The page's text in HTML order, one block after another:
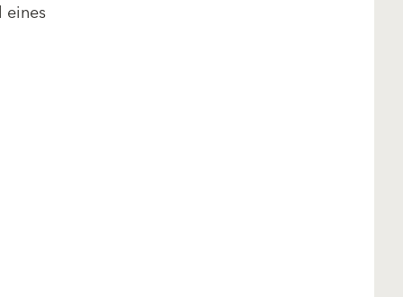
eines